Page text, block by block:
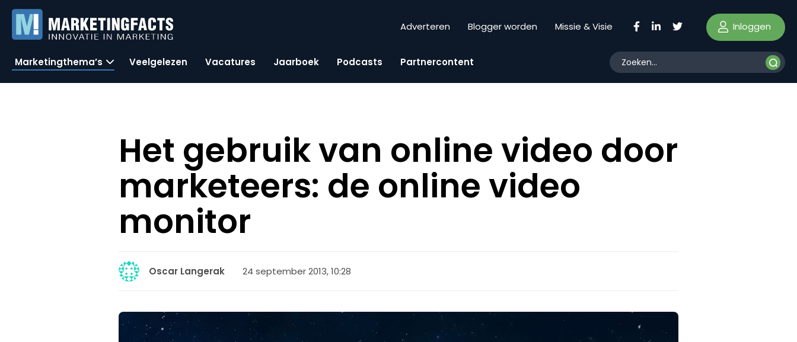
Adverteren Blogger worden Missie & Visie Inloggen
Marketingthema’s Veelgelezen Vacatures Jaarboek Podcasts Partnercontent
Het gebruik van online video door
marketeers: de online video
monitor
Oscar Langerak 24 september 2013, 10:28